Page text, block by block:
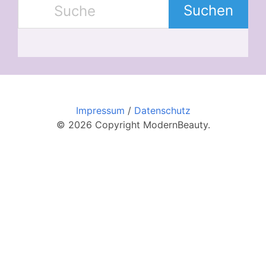
Suchen
Impressum / Datenschutz
© 2026 Copyright ModernBeauty.